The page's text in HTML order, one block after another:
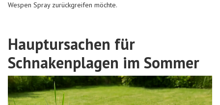
Wespen Spray zurückgreifen möchte.
Hauptursachen für
Schnakenplagen im Sommer